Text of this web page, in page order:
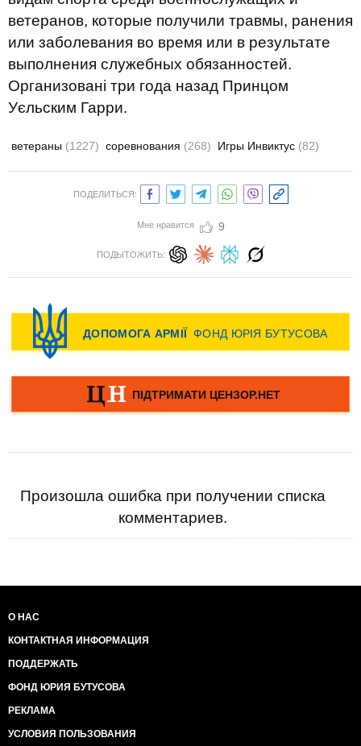
ветеранов, которые получили травмы, ранения
или заболевания во время или в результате
выполнения служебных обязанностей.
Организовані три года назад Принцом
Уєльским Гарри.
ветераны (1227) соревнования (268) Игры Инвиктус (82)
ПОДЕЛИТЬСЯ:
Мне нравится 9
ПОДЫТОЖИТЬ:
Произошла ошибка при получении списка
комментариев.
О НАС
КОНТАКТНАЯ ИНФОРМАЦИЯ
ПОДДЕРЖАТЬ
ФОНД ЮРИЯ БУТУСОВА
РЕКЛАМА
УСЛОВИЯ ПОЛЬЗОВАНИЯ